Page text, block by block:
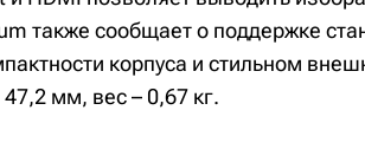
также сообщает о поддержке
корпуса и стильном
мм, вес – 0,67 кг.